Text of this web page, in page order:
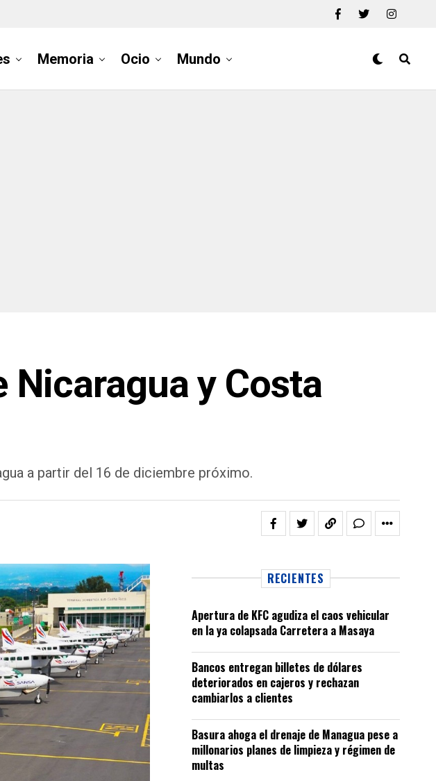
Memoria Ocio Mundo
Nicaragua y Costa
a partir del 16 de diciembre próximo.
RECIENTES
Apertura de KFC agudiza el caos vehicular
en la ya colapsada Carretera a Masaya
Bancos entregan billetes de dólares
deteriorados en cajeros y rechazan
cambiarlos a clientes
Basura ahoga el drenaje de Managua pese a
millonarios planes de limpieza y régimen de
multas